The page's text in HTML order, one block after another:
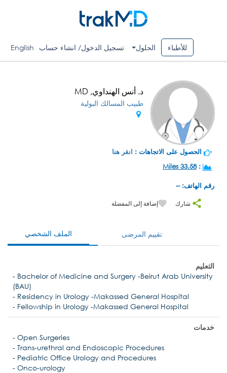
للأطباء الحلول تسجيل الدخول/ انشاء حساب English
د. أنس الهنداوي, MD
طبيب المسالك البولية
الحصول على الاتجاهات : انقر هنا
:
33.58 Miles
رقم الهاتف: --
شارك إضافة إلى المفضلة
الملف الشخصي تقييم المرضى
التعليم
- Bachelor of Medicine and Surgery -Beirut Arab University
(BAU)
- Residency in Urology -Makassed General Hospital
- Fellowship in Urology -Makassed General Hospital
خدمات
- Open Surgeries
- Trans-urethral and Endoscopic Procedures
- Pediatric Office Urology and Procedures
- Onco-urology